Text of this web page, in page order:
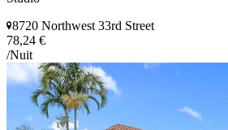
8720 Northwest 33rd Street
78,24 €
/Nuit